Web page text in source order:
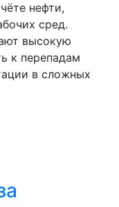
нефти,
сред.
высокую
к перепадам
в сложных